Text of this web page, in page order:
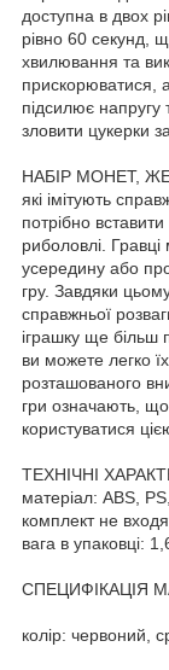
доступна в двох
рівно 60 секунд,
хвилювання та
прискорюватися,
підсилює напругу
зловити цукерки
НАБІР МОНЕТ,
які імітують
потрібно
риболовлі.
усередину або
гру. Завдяки
справжньої
іграшку ще більш
ви можете легко
розташованого
гри означають,
користуватися
ТЕХНІЧНІ
матеріал: ABS,
комплект не
вага в упаковці:
СПЕЦИФІКАЦІЯ
колір: червоний,